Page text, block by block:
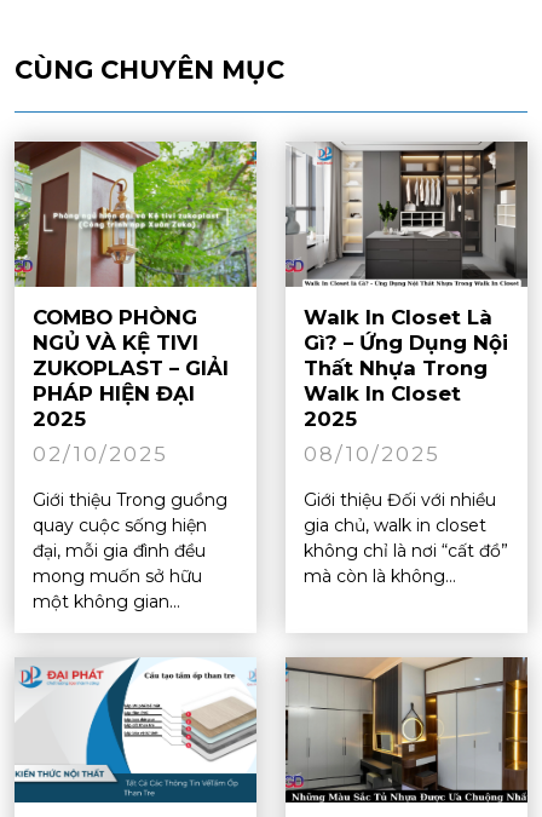
CÙNG CHUYÊN MỤC
COMBO PHÒNG
NGỦ VÀ KỆ TIVI
ZUKOPLAST – GIẢI
PHÁP HIỆN ĐẠI
2025
02/10/2025
Giới thiệu Trong guồng
quay cuộc sống hiện
đại, mỗi gia đình đều
mong muốn sở hữu
một không gian...
Walk In Closet Là
Gì? – Ứng Dụng Nội
Thất Nhựa Trong
Walk In Closet
2025
08/10/2025
Giới thiệu Đối với nhiều
gia chủ, walk in closet
không chỉ là nơi “cất đồ”
mà còn là không...